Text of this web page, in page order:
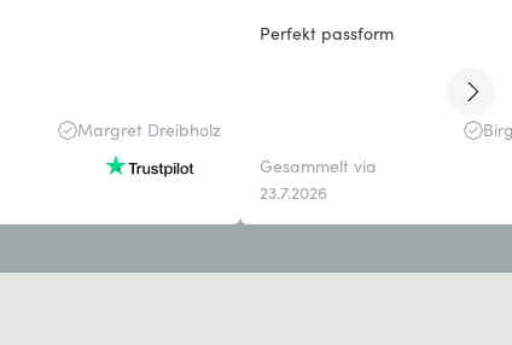
Margret Dreibholz
Perfekt passform
Gesammelt via
23.7.2026